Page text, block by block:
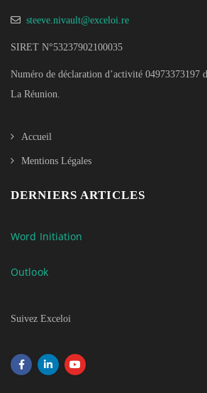
steeve.nivault@exceloi.re
SIRET N°53237902100035
Numéro de déclaration d’activité 04973373197
La Réunion.
Accueil
Mentions Légales
DERNIERS ARTICLES
Word Initiation
Outlook
Suivez Exceloi